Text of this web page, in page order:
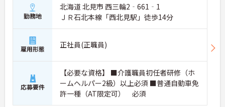
勤務地
北海道 北見市 西三輪2‐661‐1
ＪＲ石北本線「西北見駅」徒歩14分
雇用形態 正社員(正職員)
応募要件
【必要な資格】 ■介護職員初任者研修（ホ
ームヘルパー2級）以上必須 ■普通自動車免
許一種（AT限定可） 必須